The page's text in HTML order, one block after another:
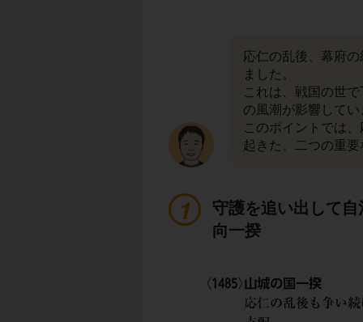
応仁の乱後、幕府
ました。
これは、戦国の世
の風潮が影響して
このポイントでは
起きた、二つの重
守護を追い出して
向一揆